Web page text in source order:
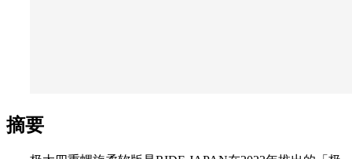
摘要